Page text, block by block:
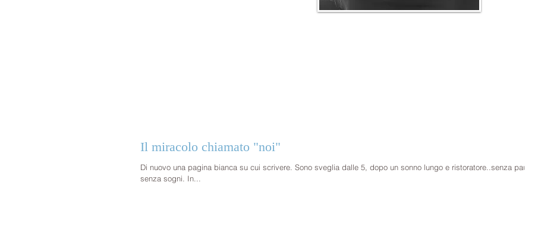
Il miracolo chiamato "noi"
Di nuovo una pagina bianca su cui scrivere. Sono sveglia dalle 5, dopo un sonno lungo e ristoratore..senza pause,
senza sogni. In...